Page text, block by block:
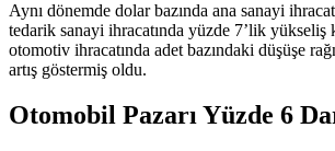
Aynı dönemde dolar bazında ana sanayi
tedarik sanayi ihracatında yüzde 7’lik
otomotiv ihracatında adet bazındaki düşüşe
artış göstermiş oldu.
Otomobil Pazarı Yüzde 6